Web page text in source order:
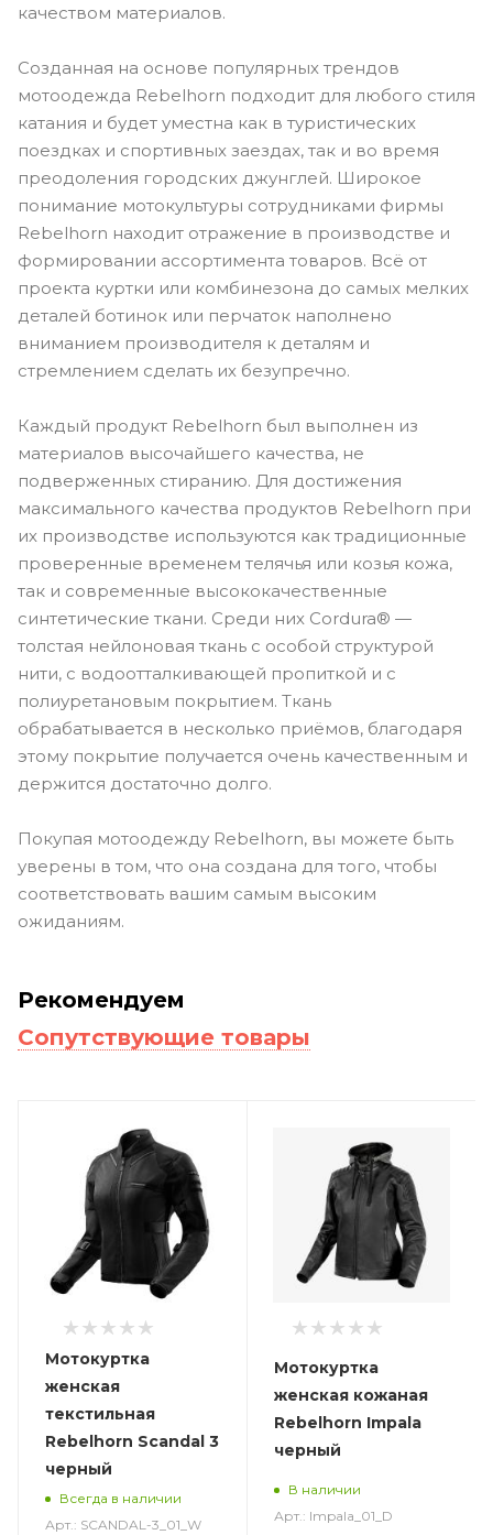
качеством материалов.
Созданная на основе популярных трендов
мотоодежда Rebelhorn подходит для любого стиля
катания и будет уместна как в туристических
поездках и спортивных заездах, так и во время
преодоления городских джунглей. Широкое
понимание мотокультуры сотрудниками фирмы
Rebelhorn находит отражение в производстве и
формировании ассортимента товаров. Всё от
проекта куртки или комбинезона до самых мелких
деталей ботинок или перчаток наполнено
вниманием производителя к деталям и
стремлением сделать их безупречно.
Каждый продукт Rebelhorn был выполнен из
материалов высочайшего качества, не
подверженных стиранию. Для достижения
максимального качества продуктов Rebelhorn при
их производстве используются как традиционные
проверенные временем телячья или козья кожа,
так и современные высококачественные
синтетические ткани. Среди них Cordura® —
толстая нейлоновая ткань с особой структурой
нити, с водоотталкивающей пропиткой и с
полиуретановым покрытием. Ткань
обрабатывается в несколько приёмов, благодаря
этому покрытие получается очень качественным и
держится достаточно долго.
Покупая мотоодежду Rebelhorn, вы можете быть
уверены в том, что она создана для того, чтобы
соответствовать вашим самым высоким
ожиданиям.
Рекомендуем
Сопутствующие товары
Мотокуртка
женская
текстильная
Rebelhorn Scandal 3
черный
Всегда в наличии
Арт.: SCANDAL-3_01_W
Мотокуртка
женская кожаная
Rebelhorn Impala
черный
В наличии
Арт.: Impala_01_D